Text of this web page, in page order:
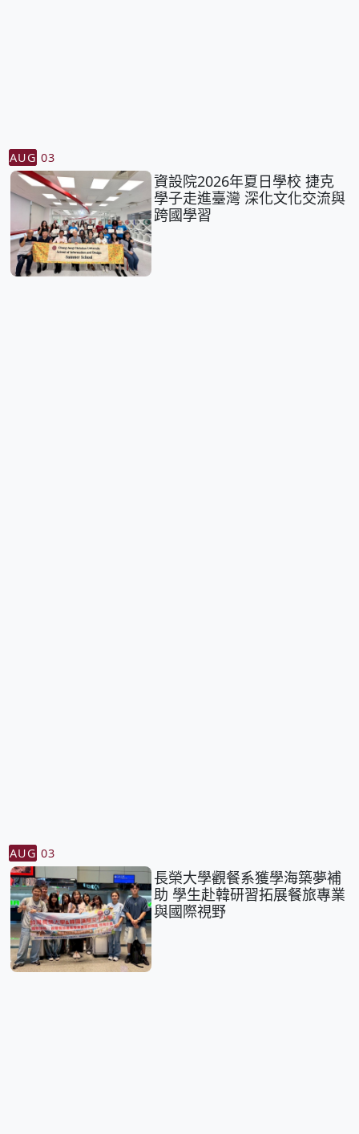
AUG 03
資設院2026年夏日學校 捷克
學子走進臺灣 深化文化交流與
跨國學習
AUG 03
長榮大學觀餐系獲學海築夢補
助 學生赴韓研習拓展餐旅專業
與國際視野